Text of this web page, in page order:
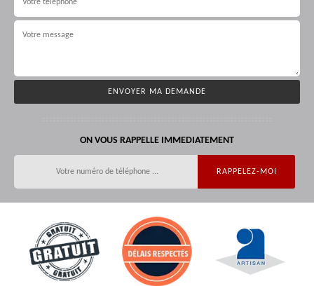
ON VOUS RAPPELLE IMMEDIATEMENT